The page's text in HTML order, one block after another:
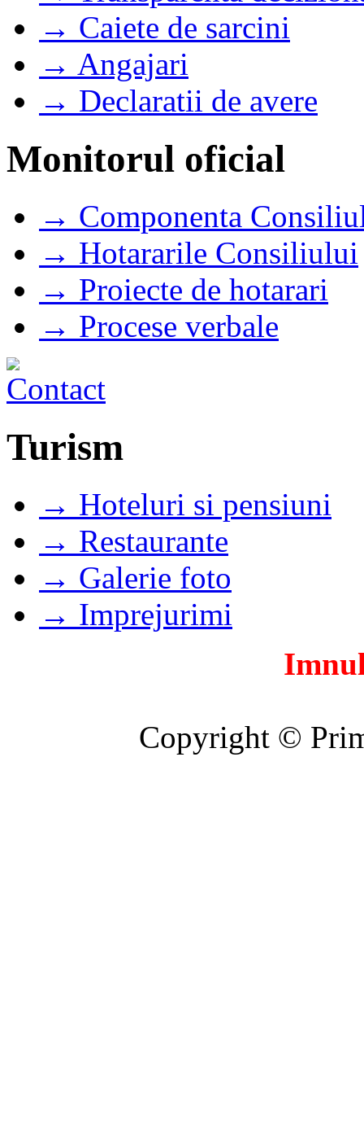
→ Caiete de sarcini
→ Angajari
→ Declaratii de avere
Monitorul oficial
→ Componenta
→ Hotararile Consiliului
→ Proiecte de hotarari
→ Procese verbale
Turism
→ Hoteluri si pensiuni
→ Restaurante
→ Galerie foto
→ Imprejurimi
Copyright ©